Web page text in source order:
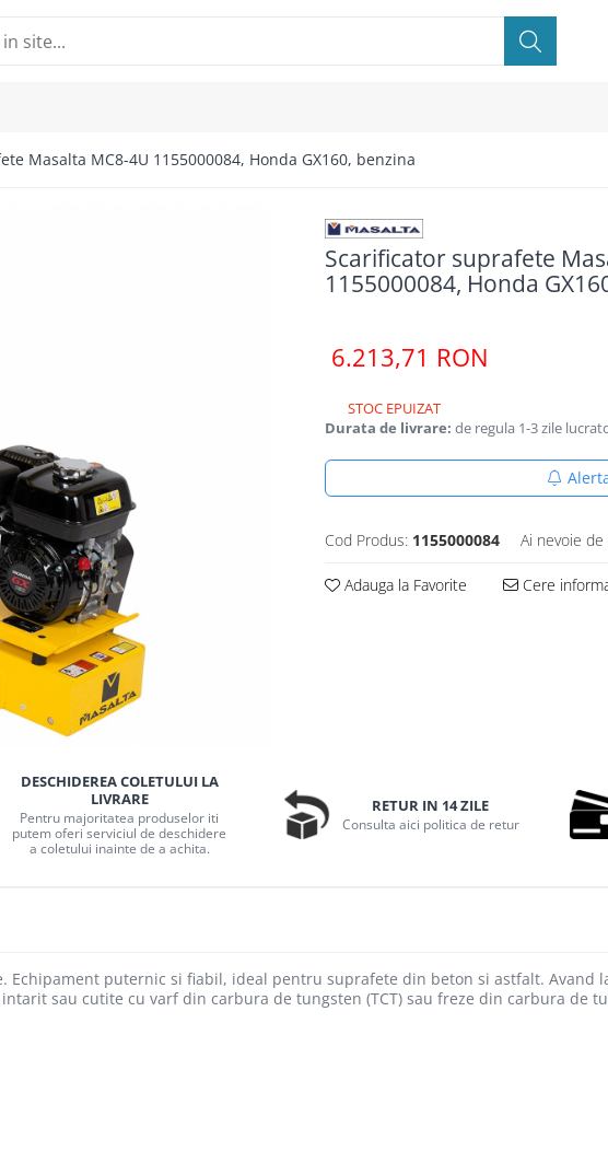
Masalta MC8-4U 1155000084, Honda GX160, benzina
Scarificator suprafete
1155000084, Honda
6.213,71 RON
STOC EPUIZAT
Durata de livrare: de regula 1-3 zile
Cod Produs: 1155000084 Ai nevoie
Adauga la Favorite Cere
DESCHIDEREA COLETULUI LA
LIVRARE
Pentru majoritatea produselor iti
putem oferi serviciul de deschidere
a coletului inainte de a achita.
RETUR IN 14 ZILE
Consulta aici politica de retur
Echipament puternic si fiabil, ideal pentru suprafete din beton si astfalt. Avand
sau cutite cu varf din carbura de tungsten (TCT) sau freze din carbura de